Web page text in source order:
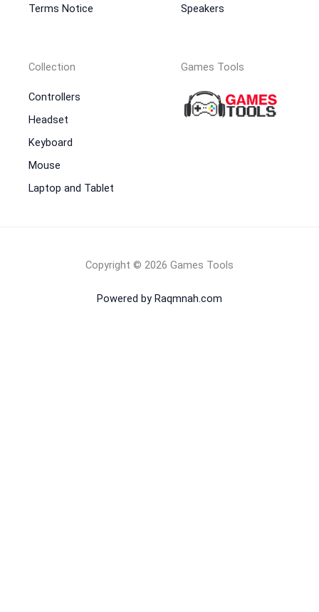
Terms Notice
Speakers
Collection
Controllers
Headset
Keyboard
Mouse
Laptop and Tablet
Games Tools
Copyright © 2026 Games Tools
Powered by Raqmnah.com